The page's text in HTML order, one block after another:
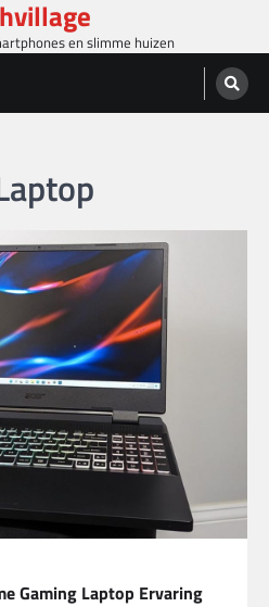
en slimme huizen
Gaming Laptop Ervaring